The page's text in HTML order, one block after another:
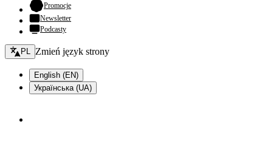
Promocje- otwiera się w nowej karcie
Newsletter
Podcasty
Zmień język - bieżący:
PL Zmień język strony
English (EN)
Українська (UA)